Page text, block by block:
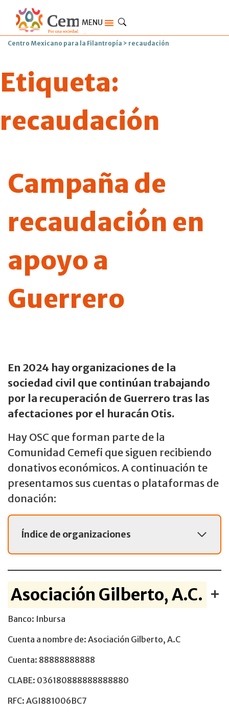
MENU
Centro Mexicano para la Filantropía > recaudación
Etiqueta:
recaudación
Campaña de
recaudación en
apoyo a
Guerrero
En 2024 hay organizaciones de la
sociedad civil que continúan trabajando
por la recuperación de Guerrero tras las
afectaciones por el huracán Otis.
Hay OSC que forman parte de la
Comunidad Cemefi que siguen recibiendo
donativos económicos. A continuación te
presentamos sus cuentas o plataformas de
donación:
Índice de organizaciones
Asociación Gilberto, A.C. +
Banco: Inbursa
Cuenta a nombre de: Asociación Gilberto, A.C
Cuenta: 88888888888
CLABE: 036180888888888880
RFC: AGI881006BC7